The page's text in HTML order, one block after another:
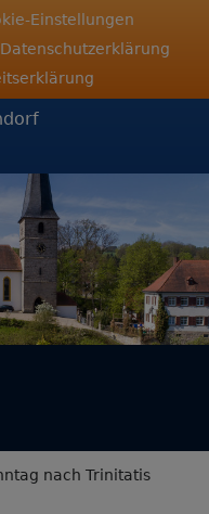
Einstellungen
Datenschutzerklärung
nach Trinitatis